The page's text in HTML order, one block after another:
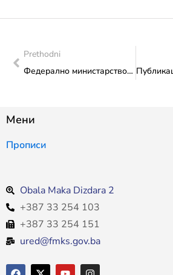
Prethodni
Федерално министарство културе и спорта покреће јавне консултације о Стратегији за младе Федерације БиХ за период 2025.-2034. године
Мени
Прописи
Obala Maka Dizdara 2
+387 33 254 103
+387 33 254 151
ured@fmks.gov.ba